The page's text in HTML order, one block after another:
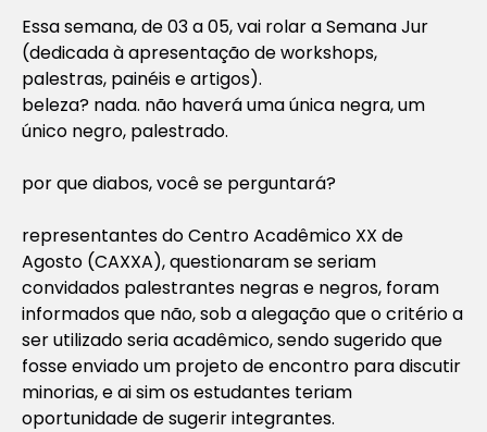
Essa semana, de 03 a 05, vai rolar a Semana Jur
(dedicada à apresentação de workshops,
palestras, painéis e artigos).
beleza? nada. não haverá uma única negra, um
único negro, palestrado.
por que diabos, você se perguntará?
representantes do Centro Acadêmico XX de
Agosto (CAXXA), questionaram se seriam
convidados palestrantes negras e negros, foram
informados que não, sob a alegação que o critério a
ser utilizado seria acadêmico, sendo sugerido que
fosse enviado um projeto de encontro para discutir
minorias, e ai sim os estudantes teriam
oportunidade de sugerir integrantes.